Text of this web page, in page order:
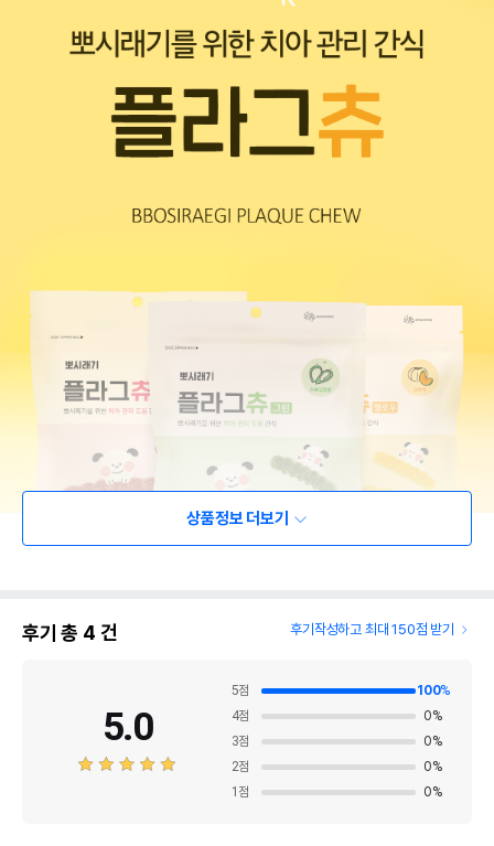
상품정보 더보기
후기 총 4 건 후기작성하고 최대 150점 받기
5.0
5점 100%
4점 0%
3점 0%
2점 0%
1 점 0%